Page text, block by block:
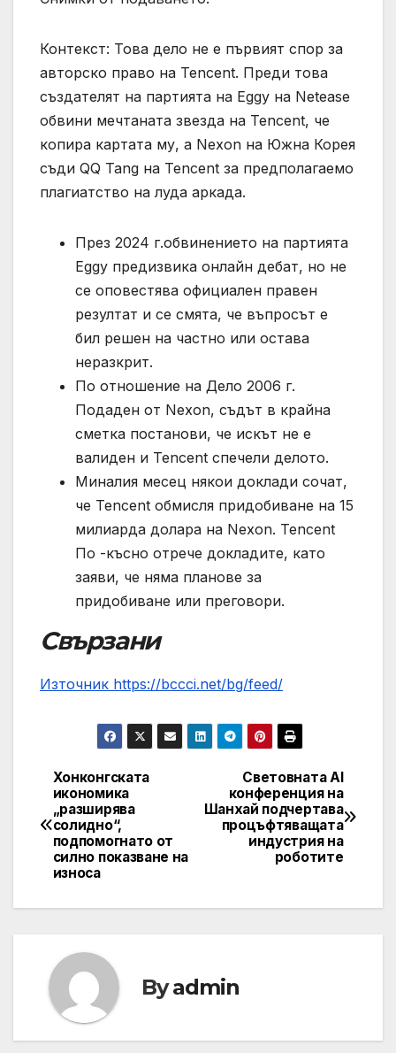
Контекст: Това дело не е първият спор за
авторско право на Tencent. Преди това
създателят на партията на Eggy на Netease
обвини мечтаната звезда на Tencent, че
копира картата му, а Nexon на Южна Корея
съди QQ Tang на Tencent за предполагаемо
плагиатство на луда аркада.
През 2024 г.обвинението на партията
Eggy предизвика онлайн дебат, но не
се оповестява официален правен
резултат и се смята, че въпросът е
бил решен на частно или остава
неразкрит.
По отношение на Дело 2006 г.
Подаден от Nexon, съдът в крайна
сметка постанови, че искът не е
валиден и Tencent спечели делото.
Миналия месец някои доклади сочат,
че Tencent обмисля придобиване на 15
милиарда долара на Nexon. Tencent
По -късно отрече докладите, като
заяви, че няма планове за
придобиване или преговори.
Свързани
Източник https://bccci.net/bg/feed/
Post
navigation
Световната AI
конференция на
Шанхай подчертава
процъфтяващата
индустрия на
роботите
Хонконгската
икономика
„разширява
солидно“,
подпомогнато от
силно показване на
износа
Byadmin